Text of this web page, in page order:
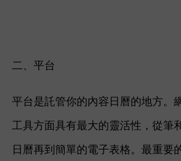
二、平台
平台是託管你的內容日曆的地方。
工具方面具有最大的靈活性，從筆
日曆再到簡單的電子表格。最重要